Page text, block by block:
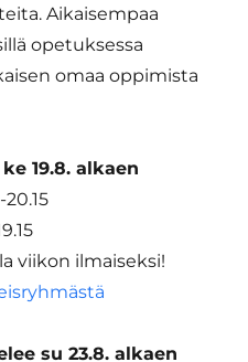
Aikaisempaa
opetuksessa
omaa oppimista
19.8. alkaen
viikon ilmaiseksi!
su 23.8. alkaen